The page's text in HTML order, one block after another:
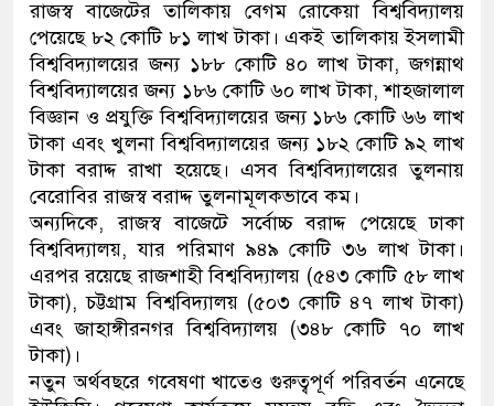
রাজস্ব বাজেটের তালিকায় বেগম রোকেয়া বিশ্ববিদ্যালয়
পেয়েছে ৮২ কোটি ৮১ লাখ টাকা। একই তালিকায় ইসলামী
বিশ্ববিদ্যালয়ের জন্য ১৮৮ কোটি ৪০ লাখ টাকা, জগন্নাথ
বিশ্ববিদ্যালয়ের জন্য ১৮৬ কোটি ৬০ লাখ টাকা, শাহজালাল
বিজ্ঞান ও প্রযুক্তি বিশ্ববিদ্যালয়ের জন্য ১৮৬ কোটি ৬৬ লাখ
টাকা এবং খুলনা বিশ্ববিদ্যালয়ের জন্য ১৮২ কোটি ৯২ লাখ
টাকা বরাদ্দ রাখা হয়েছে। এসব বিশ্ববিদ্যালয়ের তুলনায়
বেরোবির রাজস্ব বরাদ্দ তুলনামূলকভাবে কম।
অন্যদিকে, রাজস্ব বাজেটে সর্বোচ্চ বরাদ্দ পেয়েছে ঢাকা
বিশ্ববিদ্যালয়, যার পরিমাণ ৯৪৯ কোটি ৩৬ লাখ টাকা।
এরপর রয়েছে রাজশাহী বিশ্ববিদ্যালয় (৫৪৩ কোটি ৫৮ লাখ
টাকা), চট্টগ্রাম বিশ্ববিদ্যালয় (৫০৩ কোটি ৪৭ লাখ টাকা)
এবং জাহাঙ্গীরনগর বিশ্ববিদ্যালয় (৩৪৮ কোটি ৭০ লাখ
টাকা)।
নতুন অর্থবছরে গবেষণা খাতেও গুরুত্বপূর্ণ পরিবর্তন এনেছে